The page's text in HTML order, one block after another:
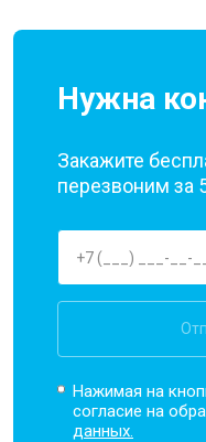
Нужна
Закажите
перезвоним за
Нажимая на
согласие на
данных.